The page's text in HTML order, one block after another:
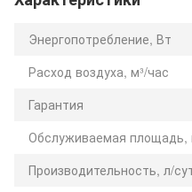
Энергопотребление, Вт
Расход воздуха, м³/час
Гарантия
Обслуживаемая площадь,
Производительность, л/